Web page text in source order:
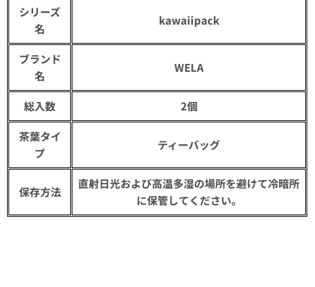
シリーズ
名
kawaiipack
ブランド
名
WELA
総入数 2個
茶葉タイ
プ
ティーバッグ
保存方法
直射日光および高温多湿の場所を避けて冷暗所
に保管してください。